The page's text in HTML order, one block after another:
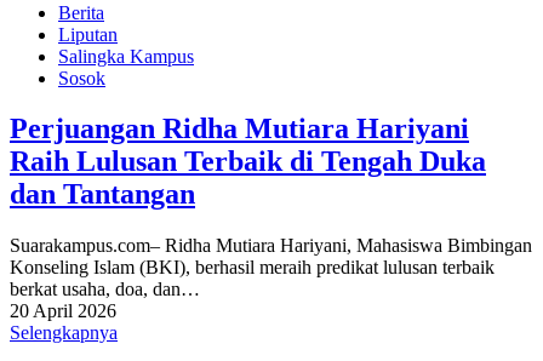
Berita
Liputan
Salingka Kampus
Sosok
Perjuangan Ridha Mutiara Hariyani
Raih Lulusan Terbaik di Tengah Duka
dan Tantangan
Suarakampus.com– Ridha Mutiara Hariyani, Mahasiswa Bimbingan
Konseling Islam (BKI), berhasil meraih predikat lulusan terbaik
berkat usaha, doa, dan…
20 April 2026
Selengkapnya